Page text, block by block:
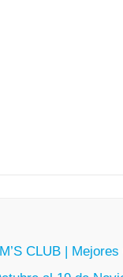
CLUB |